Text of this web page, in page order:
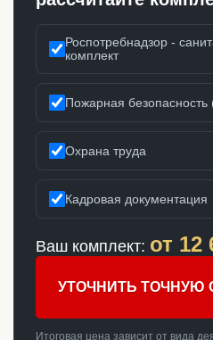
Роспотребнадзор -
комплект
Пожарная
Охрана труда
Кадровая документация
Ваш комплект: от 12
УТОЧНИТЬ ТОЧНУЮ
Итоговая цена зависит от вида